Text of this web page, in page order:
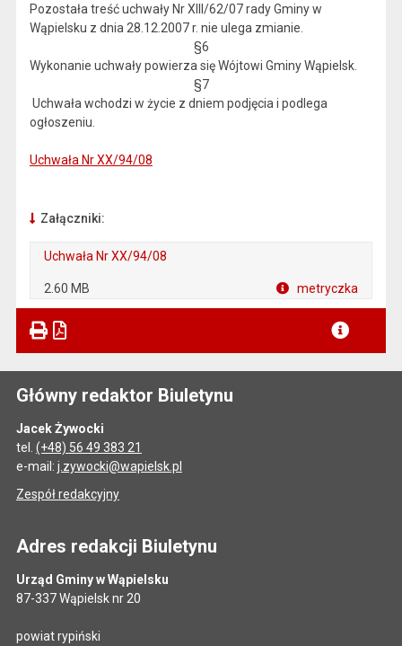
Pozostała treść uchwały Nr XIII/62/07 rady Gminy w
Wąpielsku z dnia 28.12.2007 r. nie ulega zmianie.
§6
Wykonanie uchwały powierza się Wójtowi Gminy Wąpielsk.
§7
Uchwała wchodzi w życie z dniem podjęcia i podlega
ogłoszeniu.
Uchwała Nr XX/94/08
Załączniki:
Uchwała Nr XX/94/08
2.60 MB metryczka
Główny redaktor Biuletynu
Jacek Żywocki
tel. (+48) 56 49 383 21
e-mail: j.zywocki@wapielsk.pl
Zespół redakcyjny
Adres redakcji Biuletynu
Urząd Gminy w Wąpielsku
87-337 Wąpielsk nr 20
powiat rypiński